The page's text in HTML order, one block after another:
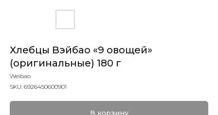
Хлебцы Вэйбао «9 овощей»
(оригинальные) 180 г
Weibao
SKU: 6926450600901
В корзину